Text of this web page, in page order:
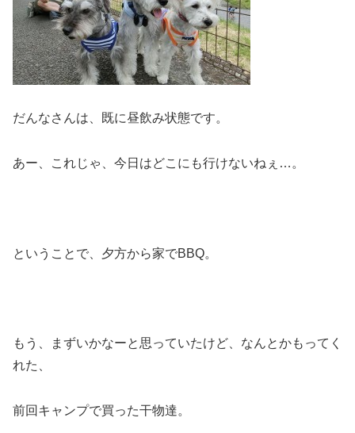
だんなさんは、既に昼飲み状態です。
あー、これじゃ、今日はどこにも行けないねぇ…。
ということで、夕方から家でBBQ。
もう、まずいかなーと思っていたけど、なんとかもってく
れた、
前回キャンプで買った干物達。